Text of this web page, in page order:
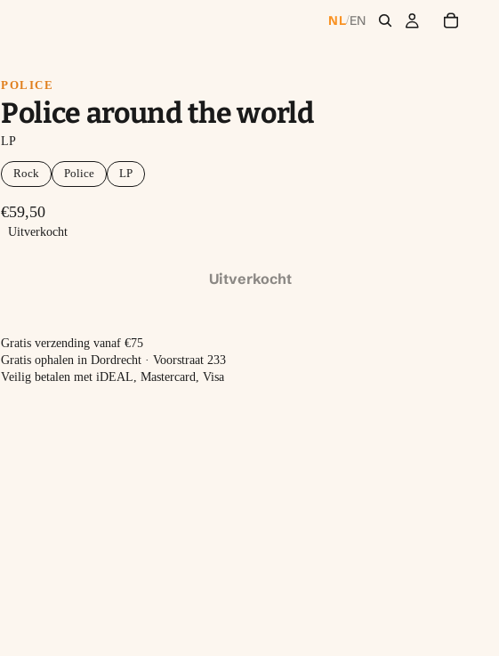
NL/EN
POLICE
Police around the world
LP
Rock Police LP
€59,50
Uitverkocht
Uitverkocht
Gratis verzending vanaf €75
Gratis ophalen in Dordrecht · Voorstraat 233
Veilig betalen met iDEAL, Mastercard, Visa